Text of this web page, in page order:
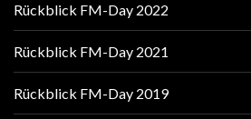
Rückblick FM-Day 2022
Rückblick FM-Day 2021
Rückblick FM-Day 2019